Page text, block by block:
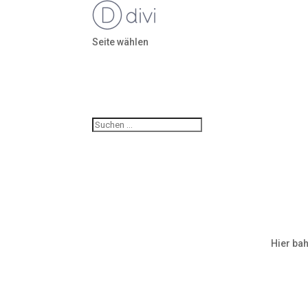
Seite wählen
Hier